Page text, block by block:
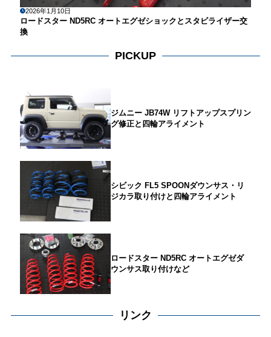
2026年1月10日
ロードスター ND5RC オートエグゼショックとスタビライザー交
換
PICKUP
ジムニー JB74W リフトアップスプリン
グ修正と四輪アライメント
シビック FL5 SPOONダウンサス・リ
ジカラ取り付けと四輪アライメント
ロードスター ND5RC オートエグゼダ
ウンサス取り付けなど
リンク